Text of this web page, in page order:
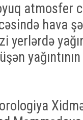
atmosfer
hava
yerlərdə